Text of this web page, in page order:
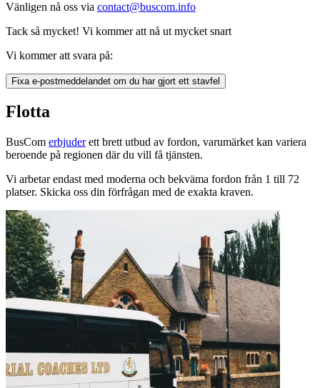
Vänligen nå oss via contact@buscom.info
Tack så mycket! Vi kommer att nå ut mycket snart
Vi kommer att svara på:
Fixa e-postmeddelandet om du har gjort ett stavfel
Flotta
BusCom erbjuderett brett utbud av fordon, varumärket kan variera
beroende på regionen där du vill få tjänsten.
Vi arbetar endast med moderna och bekväma fordon från 1 till 72
platser. Skicka oss din förfrågan med de exakta kraven.